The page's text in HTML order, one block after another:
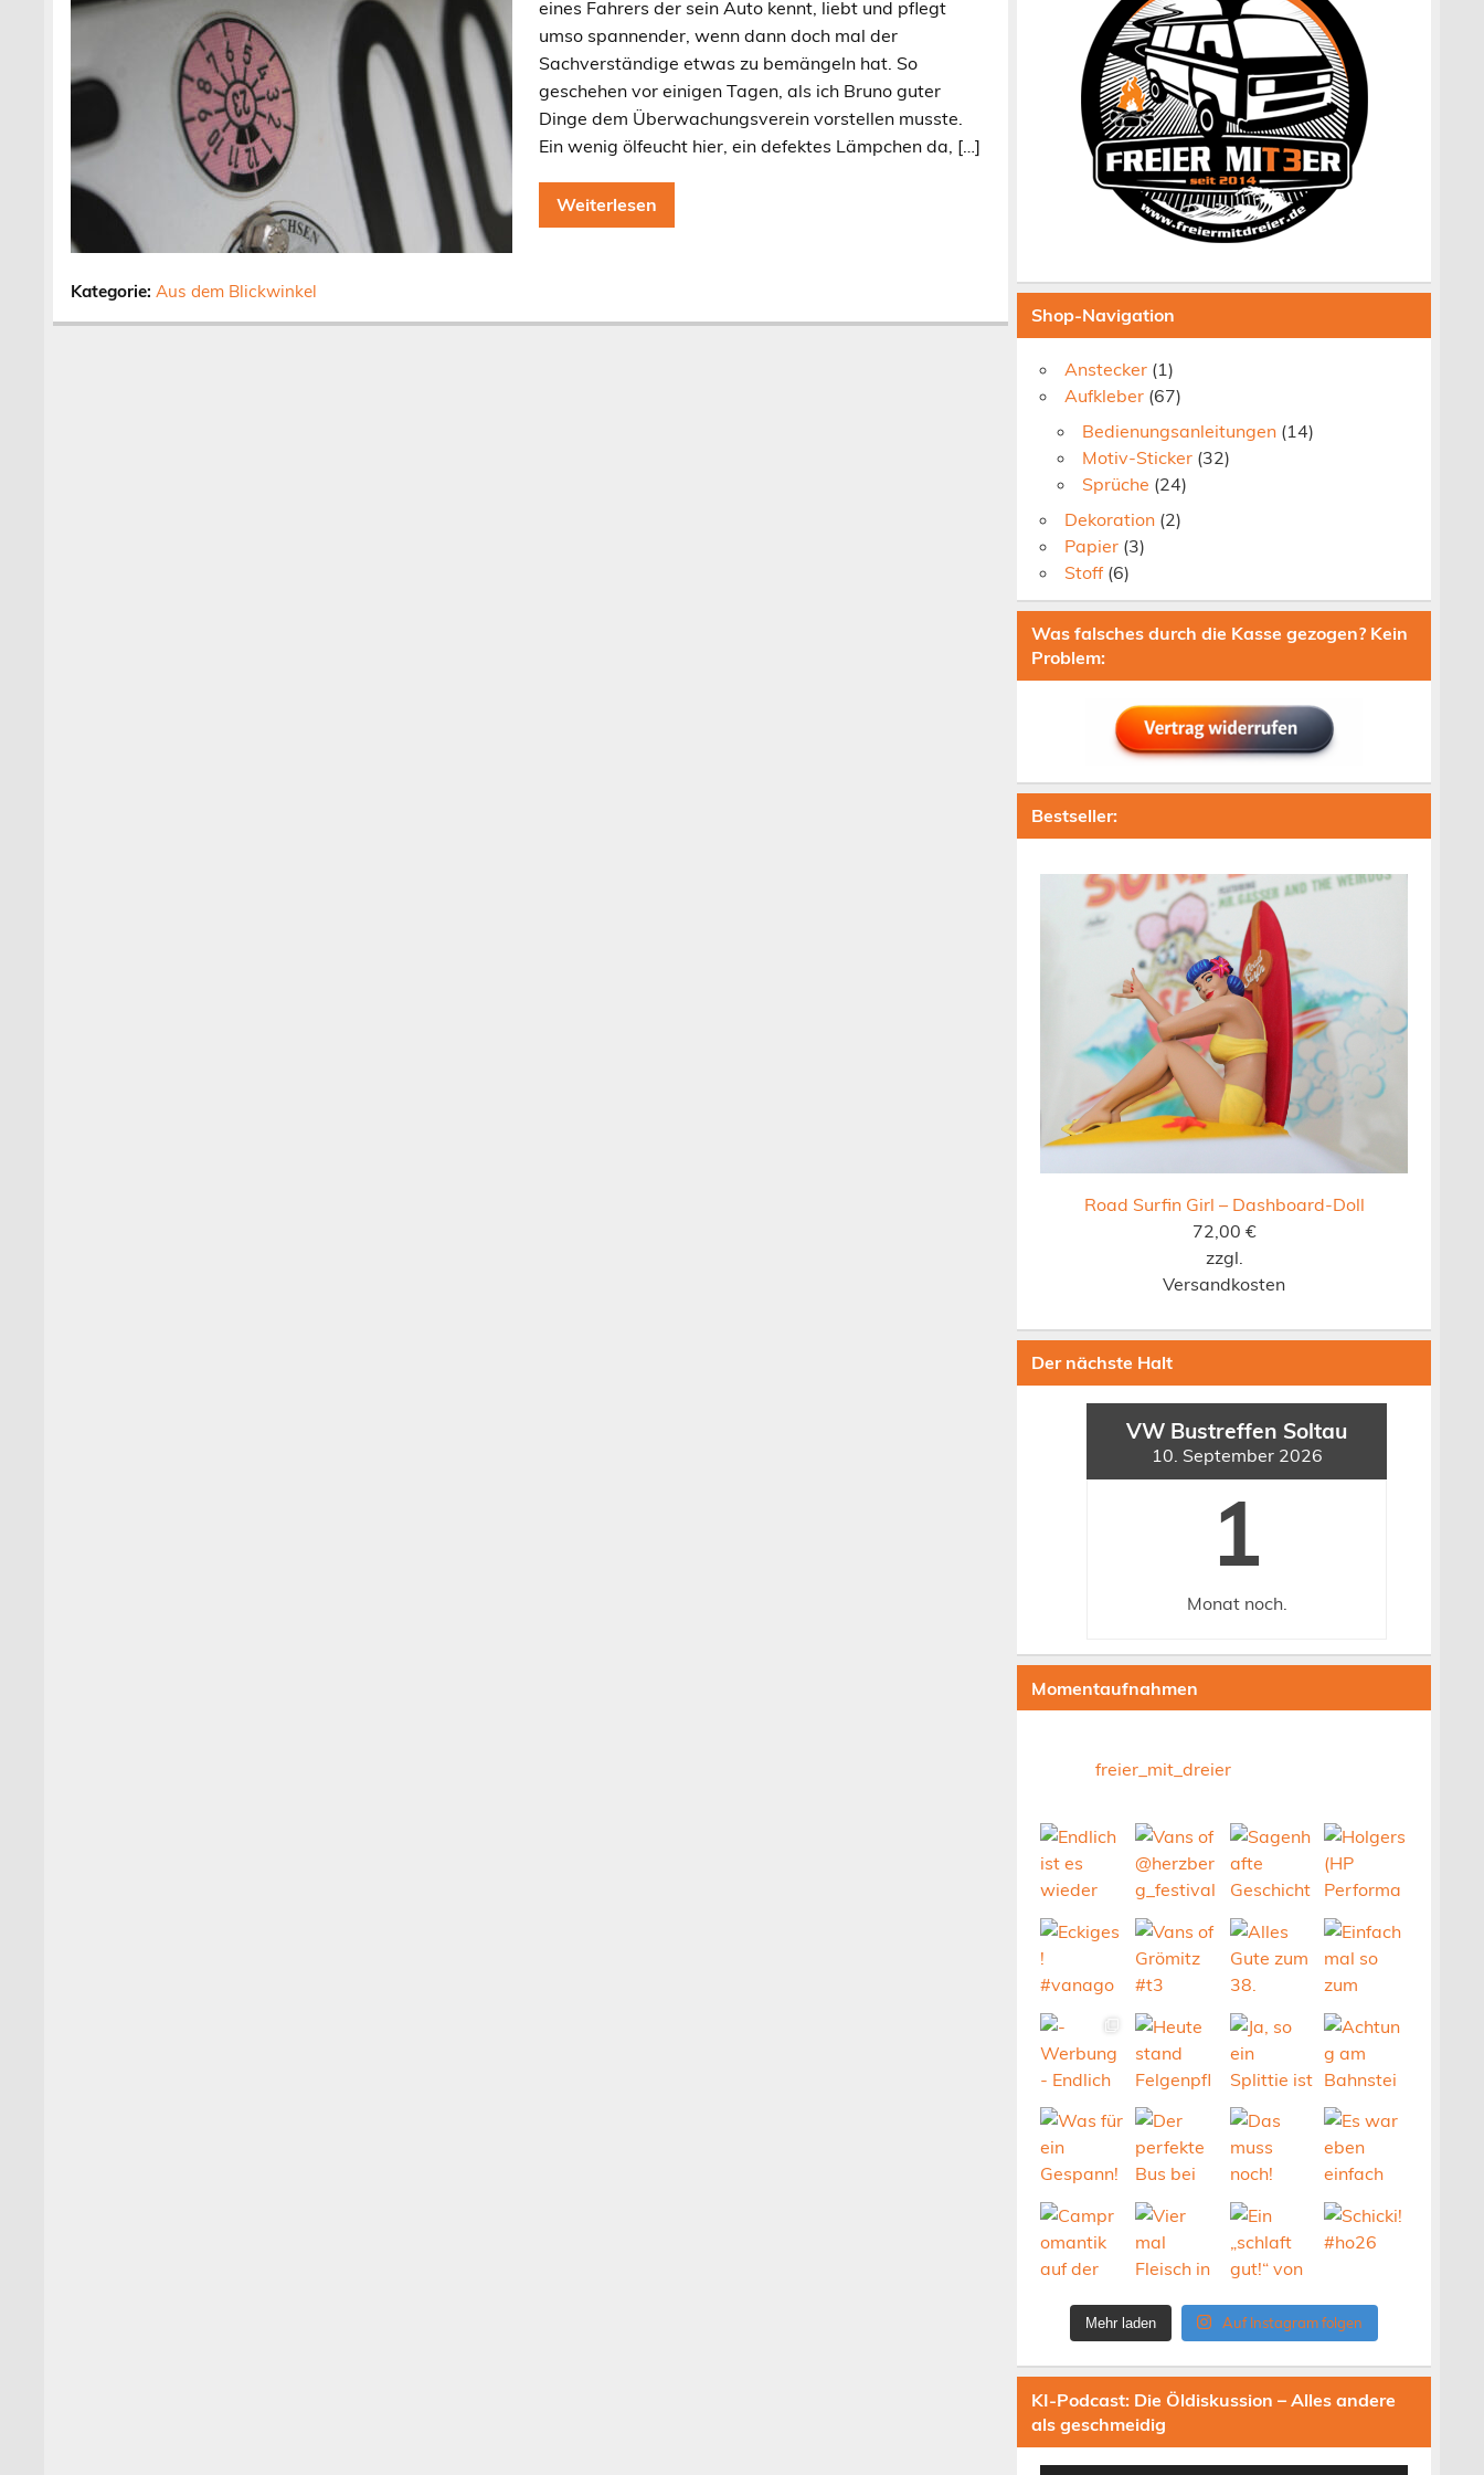
eines Fahrers der sein Auto kennt, liebt und pflegt
umso spannender, wenn dann doch mal der
Sachverständige etwas zu bemängeln hat. So
geschehen vor einigen Tagen, als ich Bruno guter
Dinge dem Überwachungsverein vorstellen musste.
Ein wenig ölfeucht hier, ein defektes Lämpchen da, […]
Weiterlesen
Kategorie:Aus dem Blickwinkel
Shop-Navigation
Anstecker (1)
Aufkleber (67)
Bedienungsanleitungen (14)
Motiv-Sticker (32)
Sprüche (24)
Dekoration (2)
Papier (3)
Stoff (6)
Was falsches durch die Kasse gezogen? Kein
Problem:
Bestseller:
Road Surfin Girl – Dashboard-Doll
72,00 €
zzgl.
Versandkosten
Der nächste Halt
VW Bustreffen Soltau
10. September 2026
1
Monatnoch.
Momentaufnahmen
freier_mit_dreier
Mehr laden Auf Instagram folgen
KI-Podcast: Die Öldiskussion – Alles andere
als geschmeidig